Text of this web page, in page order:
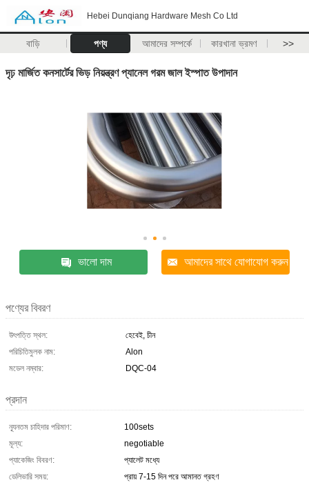
Hebei Dunqiang Hardware Mesh Co Ltd
বাড়ি পণ্য আমাদের সম্পর্কে কারখানা ভ্রমণ >>
দৃঢ় মার্জিত কনসার্টের ভিড় নিয়ন্ত্রণ প্যানেল গরম জাল ইস্পাত উপাদান
ভালো দাম আমাদের সাথে যোগাযোগ করুন
পণ্যের বিবরণ
উৎপত্তি স্থল:
হেবেই, চীন
পরিচিতিমুলক নাম:
Alon
মডেল নম্বার:
DQC-04
প্রদান
ন্যূনতম চাহিদার পরিমাণ:
100sets
মূল্য:
negotiable
প্যাকেজিং বিবরণ:
প্যালেট মধ্যে
ডেলিভারি সময়:
প্রায় 7-15 দিন পরে আমানত গ্রহণ